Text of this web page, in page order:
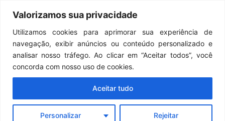
Valorizamos sua privacidade
Utilizamos cookies para aprimorar sua experiência de
navegação, exibir anúncios ou conteúdo personalizado e
analisar nosso tráfego. Ao clicar em “Aceitar todos”, você
concorda com nosso uso de cookies.
Personalizar Rejeitar
Aceitar tudo
Menu